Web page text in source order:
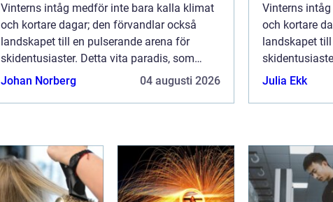
Vinterns intåg medför inte bara kalla klimat
och kortare dagar; den förvandlar också
landskapet till en pulserande arena för
skidentusiaster. Detta vita paradis, som
uppskattas av åkare i alla åldrar, är i ...
Johan Norberg 04 augusti 2026
Vinterns
och kortare
landskapet
uppskattas
Julia Ekk